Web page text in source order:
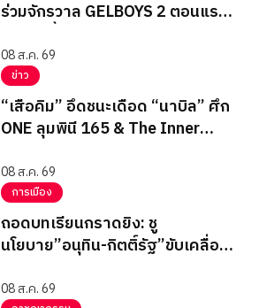
ร่วมจักรวาล GELBOYS 2 ตอนแรก
08 ส.ค. 69
ข่าว
“เสือคิม” อึดชนะเดือด “นาบิล” ศึก
ONE ลุมพินี 165 & The Inner
08 ส.ค. 69
การเมือง
ถอดบทเรียนกราดยิง: ชู
นโยบาย”อนุทิน-กิตติ์รัฐ”ขับเคลื่อน
08 ส.ค. 69